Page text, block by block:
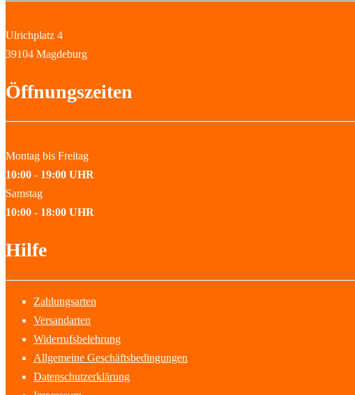
Ulrichplatz 4
39104 Magdeburg
Öffnungszeiten
Montag bis Freitag
10:00 - 19:00 UHR
Samstag
10:00 - 18:00 UHR
Hilfe
Zahlungsarten
Versandarten
Widerrufsbelehrung
Allgemeine Geschäftsbedingungen
Datenschutzerklärung